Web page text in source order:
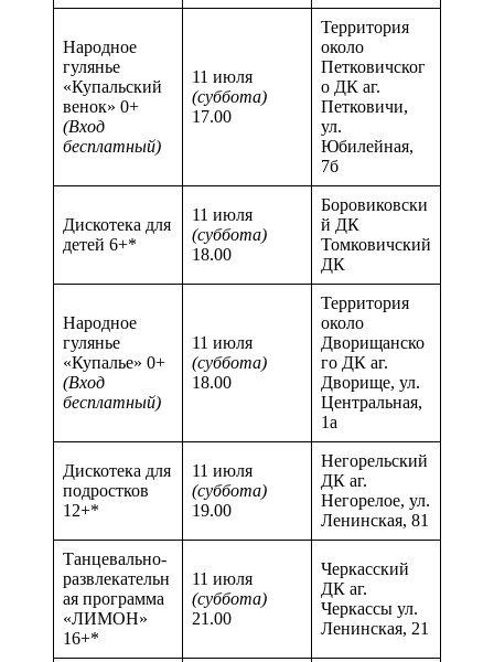
Народное
гулянье
«Купальский
венок» 0+
(Вход
бесплатный)
11 июля
(суббота)
17.00
Территория
около
Петковичског
о ДК аг.
Петковичи,
ул.
Юбилейная,
7б
Дискотека для
детей 6+*
11 июля
(суббота)
18.00
Боровиковски
й ДК
Томковичский
ДК
Народное
гулянье
«Купалье» 0+
(Вход
бесплатный)
11 июля
(суббота)
18.00
Территория
около
Дворищанско
го ДК аг.
Дворище, ул.
Центральная,
1а
Дискотека для
подростков
12+*
11 июля
(суббота)
19.00
Негорельский
ДК аг.
Негорелое, ул.
Ленинская, 81
Танцевально-
развлекательн
ая программа
«ЛИМОН»
16+*
11 июля
(суббота)
21.00
Черкасский
ДК аг.
Черкассы ул.
Ленинская, 21